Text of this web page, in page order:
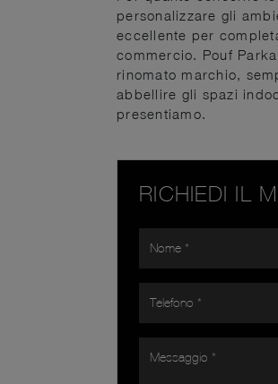
personalizzare gli
eccellente per
commercio. Pouf
rinomato marchio,
abbellire gli spazi
presentiamo.
RICHIEDI IL